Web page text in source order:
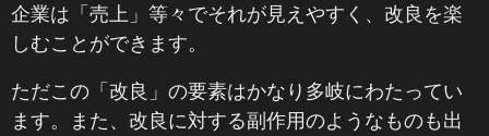
企業は「売上」等々でそれが見えやすく、改良を楽
しむことができます。
ただこの「改良」の要素はかなり多岐にわたってい
ます。また、改良に対する副作用のようなものも出